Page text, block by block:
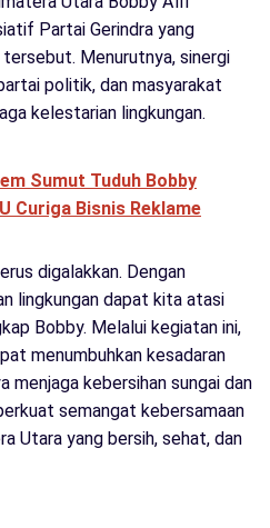
Partai Gerindra yang
Menurutnya, sinergi
politik, dan masyarakat
kelestarian lingkungan.
Sumut Tuduh Bobby
Curiga Bisnis Reklame
digalakkan. Dengan
lingkungan dapat kita atasi
Bobby. Melalui kegiatan ini,
menumbuhkan kesadaran
menjaga kebersihan sungai dan
semangat kebersamaan
Utara yang bersih, sehat, dan